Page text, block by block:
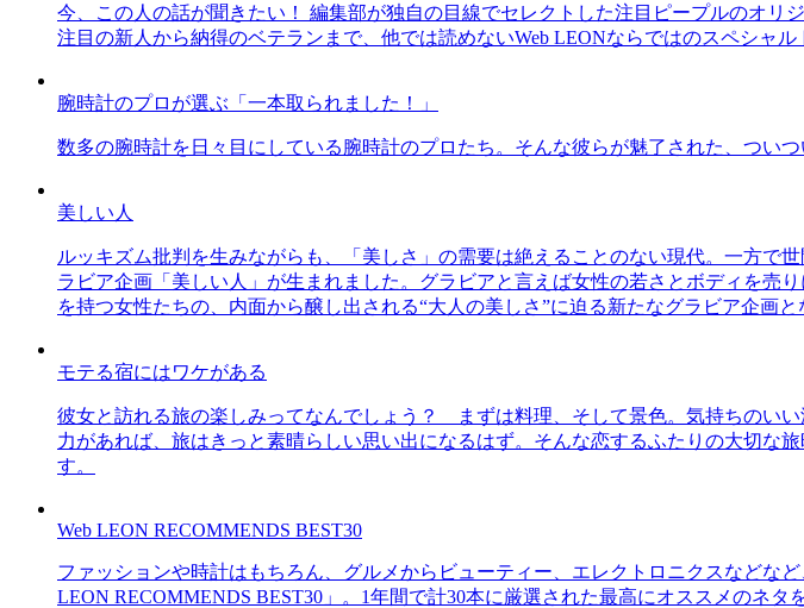
今、この人の話が聞きたい！ 編集部が独自の目線でセレクトした注目ピープルのオリ
注目の新人から納得のベテランまで、他では読めないWeb LEONならではのスペシャル
腕時計のプロが選ぶ「一本取られました！」
数多の腕時計を日々目にしている腕時計のプロたち。そんな彼らが魅了された、つい
美しい人
ルッキズム批判を生みながらも、「美しさ」の需要は絶えることのない現代。一方で
ラビア企画「美しい人」が生まれました。グラビアと言えば女性の若さとボディを売
を持つ女性たちの、内面から醸し出される“大人の美しさ”に迫る新たなグラビア企画と
モテる宿にはワケがある
彼女と訪れる旅の楽しみってなんでしょう？ まずは料理、そして景色。気持ちのい
力があれば、旅はきっと素晴らしい思い出になるはず。そんな恋するふたりの大切な
す。
Web LEON RECOMMENDS BEST30
ファッションや時計はもちろん、グルメからビューティー、エレクトロニクスなどな
LEON RECOMMENDS BEST30」。1年間で計30本に厳選された最高にオススメのネタ